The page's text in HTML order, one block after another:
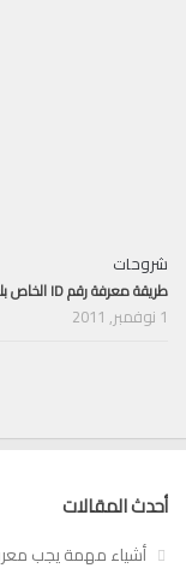
شروحات
طريقة معرفة رقم ID الخاص بك على الفيس بوك
أحدث المقالات
أشياء مهمة يجب